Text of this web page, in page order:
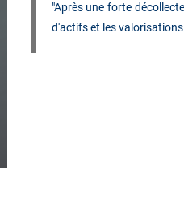
"Après une forte
d'actifs et les